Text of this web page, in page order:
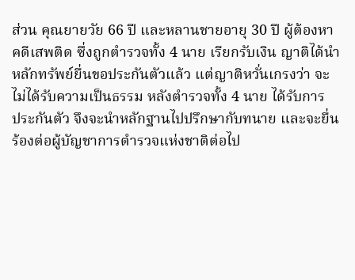
ส่วน คุณยายวัย 66 ปี และหลานชายอายุ 30 ปี ผู้ต้องหา
คดีเสพติด ซึ่งถูกตำรวจทั้ง 4 นาย เรียกรับเงิน ญาติได้นำ
หลักทรัพย์ยื่นขอประกันตัวแล้ว แต่ญาติหวั่นเกรงว่า จะ
ไม่ได้รับความเป็นธรรม หลังตำรวจทั้ง 4 นาย ได้รับการ
ประกันตัว จึงจะนำหลักฐานไปปรึกษากับทนาย และจะยื่น
ร้องต่อผู้บัญชาการตำรวจแห่งชาติต่อไป